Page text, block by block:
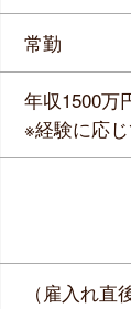
常勤
年収1500万
※経験に応
（雇入れ直